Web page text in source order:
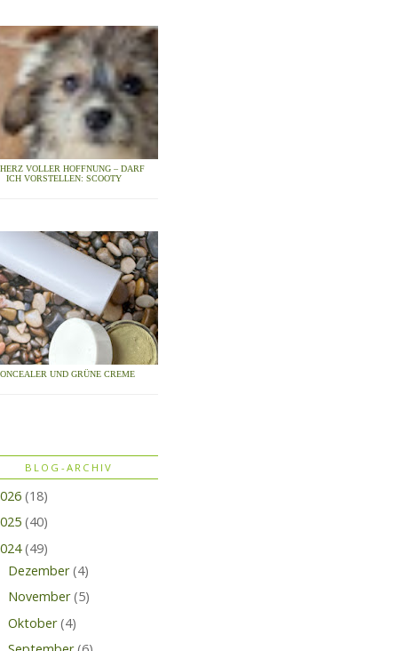
VOLLER HOFFNUNG – DARF
ICH VORSTELLEN: SCOOTY
UND GRÜNE CREME
BLOG-ARCHIV
(18)
(40)
(49)
Dezember (4)
November (5)
Oktober (4)